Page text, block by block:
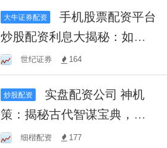
大牛证券配资
手机股票配资平台
炒股配资利息大揭秘：如何
降低成本？
世纪证券 164
炒股配资
策：揭秘古代智谋宝典，探
寻制胜之道的终极指南！
细楷配资 177